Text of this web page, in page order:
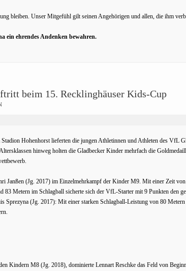
bleiben. Unser Mitgefühl gilt seinen Angehörigen und allen, die ihm
ein ehrendes Andenken bewahren.
beim 15. Recklinghäuser Kids-Cup
Hohenhorst lieferten die jungen Athletinnen und Athleten des VfL
hinweg holten die Gladbecker Kinder mehrfach die
Janßen (Jg. 2017) im Einzelmehrkampf der Kinder M9. Mit einer Zeit
83 Metern im Schlagball sicherte sich der VfL-Starter mit 9 Punkten den
Sprezyna (Jg. 2017): Mit einer starken Schlagball-Leistung von 80
Kindern M8 (Jg. 2018), dominierte Lennart Reschke das Feld von